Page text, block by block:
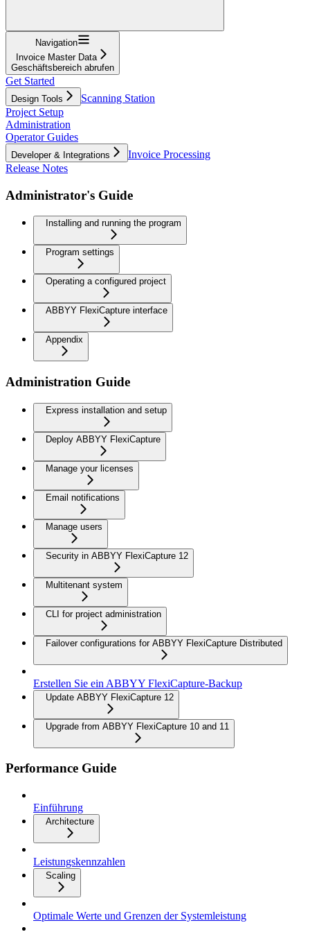
Navigation
Invoice Master Data
Geschäftsbereich abrufen
Get Started
Design Tools
Scanning Station
Project Setup
Administration
Operator Guides
Developer & Integrations
Invoice Processing
Release Notes
Administrator's Guide
Installing and running the program
Program settings
Operating a configured project
ABBYY FlexiCapture interface
Appendix
Administration Guide
Express installation and setup
Deploy ABBYY FlexiCapture
Manage your licenses
Email notifications
Manage users
Security in ABBYY FlexiCapture 12
Multitenant system
CLI for project administration
Failover configurations for ABBYY FlexiCapture Distributed
Erstellen Sie ein ABBYY FlexiCapture-Backup
Update ABBYY FlexiCapture 12
Upgrade from ABBYY FlexiCapture 10 and 11
Performance Guide
Einführung
Architecture
Leistungskennzahlen
Scaling
Optimale Werte und Grenzen der Systemleistung